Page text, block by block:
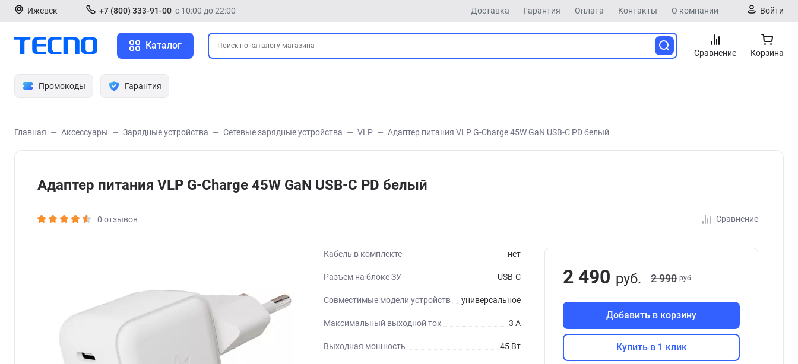
Ижевск +7 (800) 333-91-00 с 10:00 до 22:00 Доставка Гарантия Оплата Контакты О компании Войти
Каталог
Сравнение Корзина
Промокоды Гарантия
Главная Аксессуары Зарядные устройства Сетевые зарядные устройства VLP Адаптер питания VLP G-Charge 45W GaN USB-C PD белый
Адаптер питания VLP G-Charge 45W GaN USB-C PD белый
0 отзывов Сравнение
Кабель в комплекте нет
Разъем на блоке ЗУ USB-C
Совместимые модели устройств универсальное
Максимальный выходной ток 3 А
Выходная мощность 45 Вт
2 490 руб. 2 990 руб.
Добавить в корзину
Купить в 1 клик